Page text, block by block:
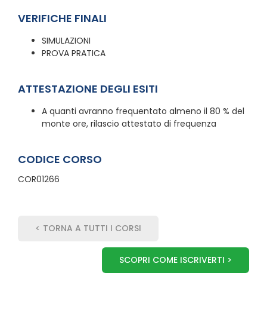
VERIFICHE FINALI
SIMULAZIONI
PROVA PRATICA
ATTESTAZIONE DEGLI ESITI
A quanti avranno frequentato almeno il 80 % del
monte ore, rilascio attestato di frequenza
CODICE CORSO
COR01266
< TORNA A TUTTI I CORSI
SCOPRI COME ISCRIVERTI >